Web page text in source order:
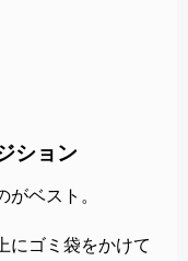
ション
ベスト。
にゴミ袋をかけて